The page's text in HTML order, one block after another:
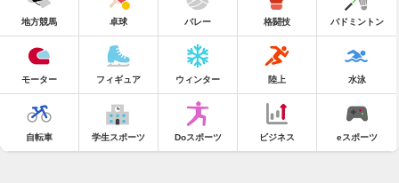
地方競馬 卓球 バレー 格闘技 バドミントン
モーター フィギュア ウィンター 陸上 水泳
自転車 学生スポーツ Doスポーツ ビジネス eスポーツ